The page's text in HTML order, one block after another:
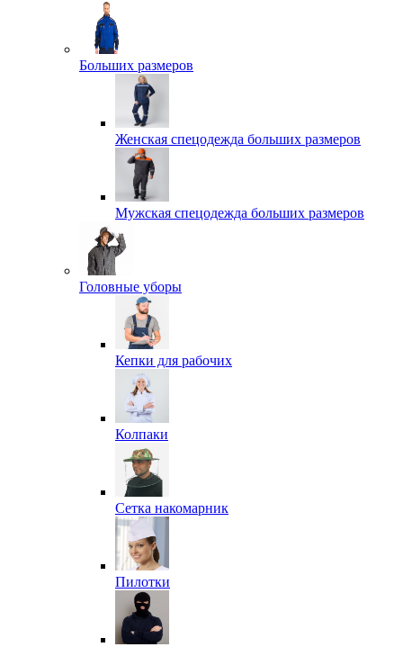
Больших размеров
Женская спецодежда больших размеров
Мужская спецодежда больших размеров
Головные уборы
Кепки для рабочих
Колпаки
Сетка накомарник
Пилотки